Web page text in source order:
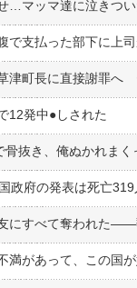
…マッマ達に泣きつ
で支払った部下に上
津町長に直接謝罪へ
12発中●︎しされた
抜き、俺ぬかれまく
政府の発表は死亡
にすべて奪われた――